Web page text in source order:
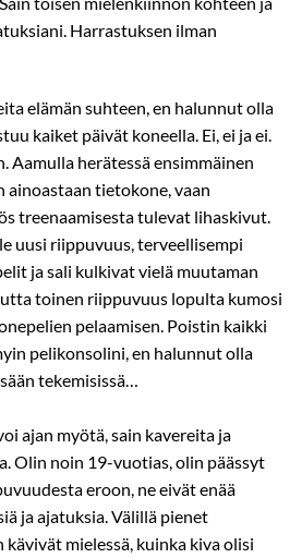
Harrastuksen ilman
elämän suhteen, en halunnut olla
kaiket päivät koneella. Ei, ei ja ei.
Aamulla herätessä ensimmäinen
ainoastaan tietokone, vaan
treenaamisesta tulevat lihaskivut.
uusi riippuvuus, terveellisempi
ja sali kulkivat vielä muutaman
toinen riippuvuus lopulta kumosi
pelaamisen. Poistin kaikki
pelikonsolini, en halunnut olla
tekemisissä…
ajan myötä, sain kavereita ja
Olin noin 19-vuotias, olin päässyt
eroon, ne eivät enää
ja ajatuksia. Välillä pienet
mielessä, kuinka kiva olisi